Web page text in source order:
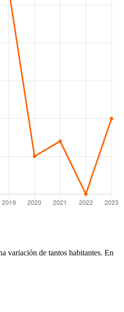
variación de tantos habitantes. En